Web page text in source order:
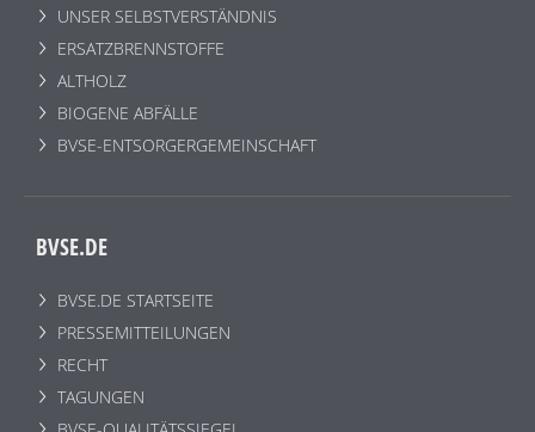
UNSER SELBSTVERSTÄNDNIS
ERSATZBRENNSTOFFE
ALTHOLZ
BIOGENE ABFÄLLE
BVSE-ENTSORGERGEMEINSCHAFT
BVSE.DE
BVSE.DE STARTSEITE
PRESSEMITTEILUNGEN
RECHT
TAGUNGEN